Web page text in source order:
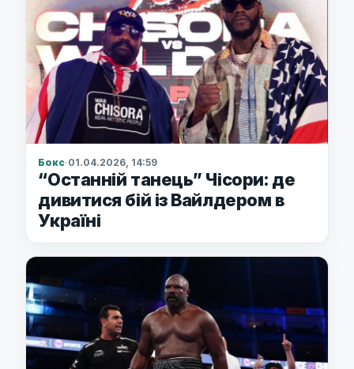
Бокс·01.04.2026, 14:59
“Останній танець” Чісори: де
дивитися бій із Вайлдером в
Україні